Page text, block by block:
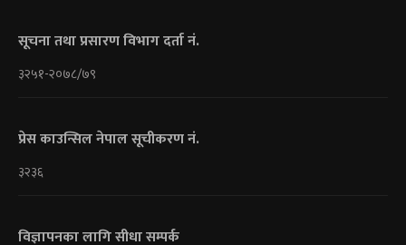
सूचना तथा प्रसारण विभाग दर्ता नं.
३२५१-२०७८/७९
प्रेस काउन्सिल नेपाल सूचीकरण नं.
३२३६
विज्ञापनका लागि सीधा सम्पर्क